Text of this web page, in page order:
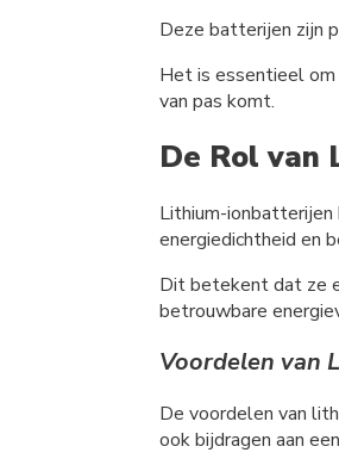
Deze batterijen zijn
Het is essentieel
van pas komt.
De Rol van
Lithium-ionbatterijen
energiedichtheid en
Dit betekent dat ze
betrouwbare
Voordelen van
De voordelen van
ook bijdragen aan